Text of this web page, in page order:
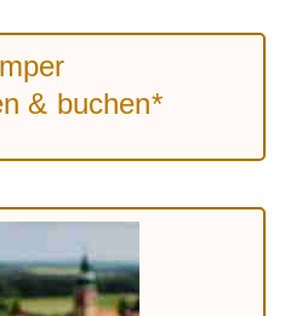
& buchen*